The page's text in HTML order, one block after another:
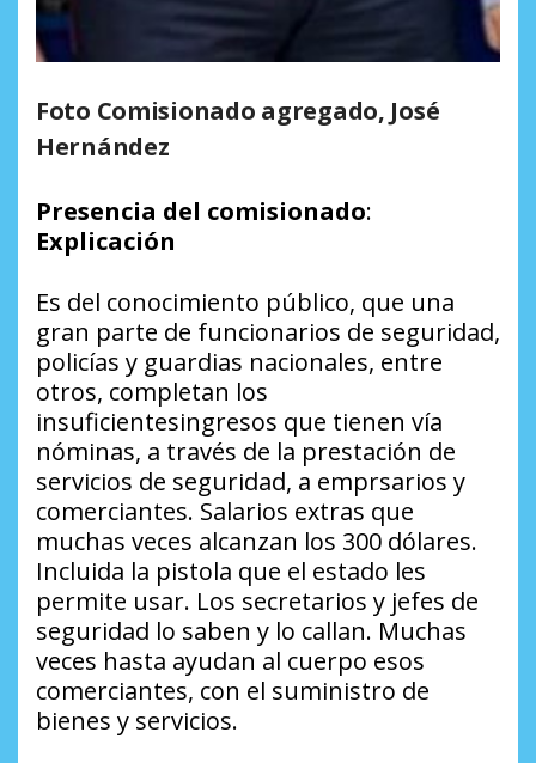
Foto Comisionado agregado, José
Hernández
Presencia del comisionado:
Explicación
Es del conocimiento público, que una
gran parte de funcionarios de seguridad,
policías y guardias nacionales, entre
otros, completan los
insuficientesingresos que tienen vía
nóminas, a través de la prestación de
servicios de seguridad, a emprsarios y
comerciantes. Salarios extras que
muchas veces alcanzan los 300 dólares.
Incluida la pistola que el estado les
permite usar. Los secretarios y jefes de
seguridad lo saben y lo callan. Muchas
veces hasta ayudan al cuerpo esos
comerciantes, con el suministro de
bienes y servicios.